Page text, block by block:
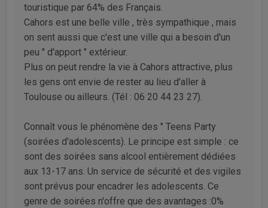
touristique par 64% des Français.
Cahors est une belle ville , très sympathique , mais
on sent aussi que c'est une ville qui a besoin d'un
peu " d'apport " extérieur.
Plus on peut rendre la vie à Cahors attractive, plus
les gens ont envie de rester au lieu d'aller à
Toulouse ou ailleurs. (Tél : 06 20 44 23 27).
Connaît vous le phénomène des " Teens Party
(soirées d'adolescents). Le principe est simple : ce
sont des soirées sans alcool entièrement dédiées
aux 13-17 ans. Un service de sécurité et des vigiles
sont prévus pour encadrer les adolescents. Ce
genre de soirées n'offre que des avantages :0%